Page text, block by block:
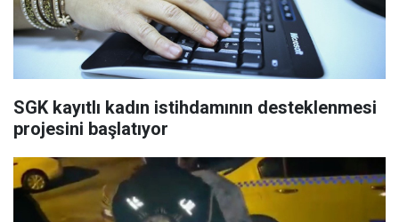
SGK kayıtlı kadın istihdamının desteklenmesi
projesini başlatıyor